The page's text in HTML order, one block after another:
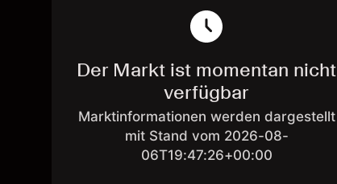
Der Markt ist momentan nicht
verfügbar
Marktinformationen werden dargestellt
mit Stand vom 2026-08-
06T19:47:26+00:00